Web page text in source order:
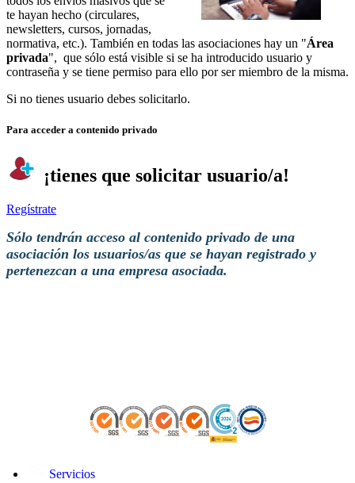
te hayan hecho (circulares,
newsletters, cursos, jornadas,
normativa, etc.). También en todas las asociaciones hay un "Área
privada", que sólo está visible si se ha introducido usuario y
contraseña y se tiene permiso para ello por ser miembro de la misma.
Si no tienes usuario debes solicitarlo.
Para acceder a contenido privado
¡tienes que solicitar usuario/a!
Regístrate
Sólo tendrán acceso al contenido privado de una
asociación los usuarios/as que se hayan registrado y
pertenezcan a una empresa asociada.
Servicios